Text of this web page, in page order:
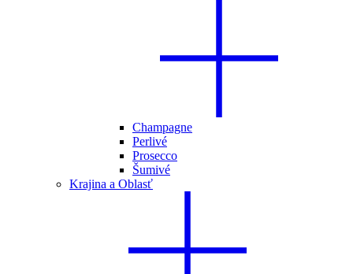
Champagne
Perlivé
Prosecco
Šumivé
Krajina a Oblasť